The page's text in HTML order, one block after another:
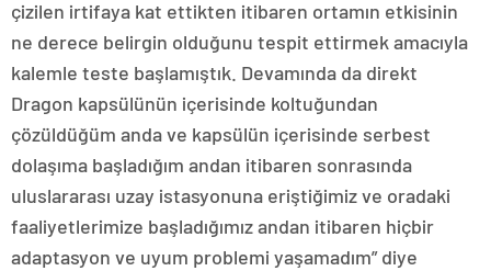
çizilen irtifaya kat ettikten itibaren ortamın etkisinin
ne derece belirgin olduğunu tespit ettirmek amacıyla
kalemle teste başlamıştık. Devamında da direkt
Dragon kapsülünün içerisinde koltuğundan
çözüldüğüm anda ve kapsülün içerisinde serbest
dolaşıma başladığım andan itibaren sonrasında
uluslararası uzay istasyonuna eriştiğimiz ve oradaki
faaliyetlerimize başladığımız andan itibaren hiçbir
adaptasyon ve uyum problemi yaşamadım” diye